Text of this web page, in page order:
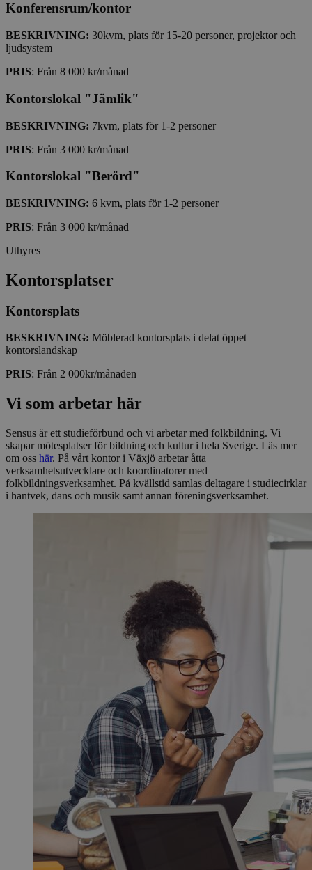
Konferensrum/kontor
BESKRIVNING: 30kvm, plats för 15-20 personer, projektor och
ljudsystem
PRIS: Från 8 000 kr/månad
Kontorslokal "Jämlik"
BESKRIVNING: 7kvm, plats för 1-2 personer
PRIS: Från 3 000 kr/månad
Kontorslokal "Berörd"
BESKRIVNING: 6 kvm, plats för 1-2 personer
PRIS: Från 3 000 kr/månad
Uthyres
Kontorsplatser
Kontorsplats
BESKRIVNING: Möblerad kontorsplats i delat öppet
kontorslandskap
PRIS: Från 2 000kr/månaden
Vi som arbetar här
Sensus är ett studieförbund och vi arbetar med folkbildning. Vi
skapar mötesplatser för bildning och kultur i hela Sverige. Läs mer
om oss här. På vårt kontor i Växjö arbetar åtta
verksamhetsutvecklare och koordinatorer med
folkbildningsverksamhet. På kvällstid samlas deltagare i studiecirklar
i hantvek, dans och musik samt annan föreningsverksamhet.